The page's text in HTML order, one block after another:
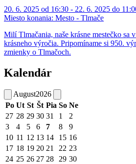
20. 6. 2025 od 16:30 - 22. 6. 2025 do
Miesto konania: Mesto - Tlmače
Milí Tlmačania, naše krásne mestečko sa
krásneho výročia. Pripomíname si 950.
zmienky o Tlmačoch.
Kalendár
August2026
Po Ut St Št Pia So Ne
27 28 29 30 31 1
2
3
4 5 6 7 8
9
10 11 12 13 14 15 16
17 18 19 20 21 22 23
24 25 26 27 28 29 30